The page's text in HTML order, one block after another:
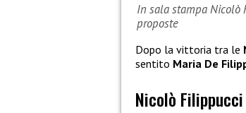
In sala stampa
proposte
Dopo la vittoria tra le
sentito Maria De
Nicolò